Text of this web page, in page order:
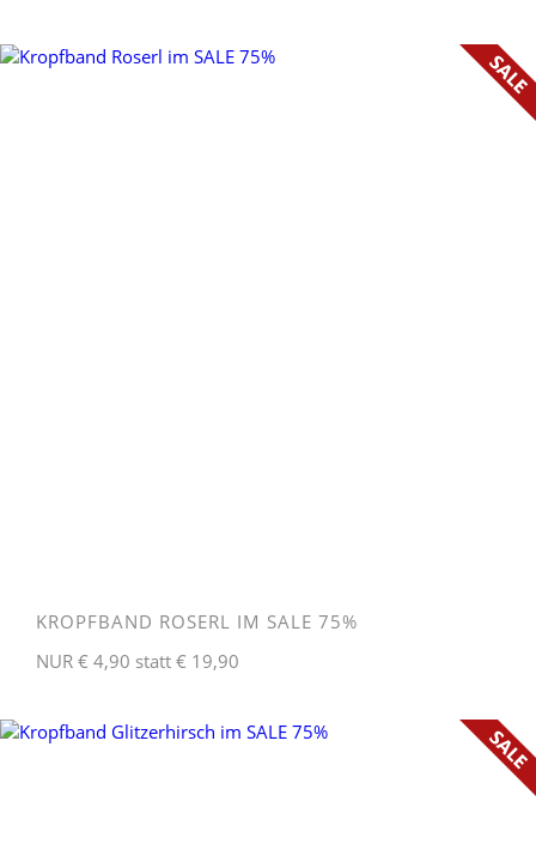
KROPFBAND ROSERL IM SALE 75%
NUR € 4,90 statt € 19,90